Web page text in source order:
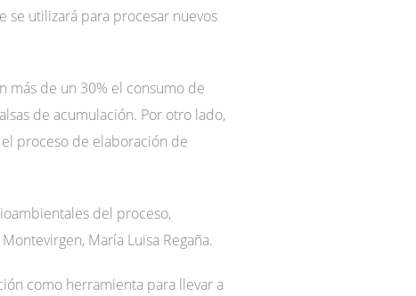
se utilizará para procesar nuevos
de un 30% el consumo de
de acumulación. Por otro lado,
proceso de elaboración de
del proceso,
María Luisa Regaña.
como herramienta para llevar a